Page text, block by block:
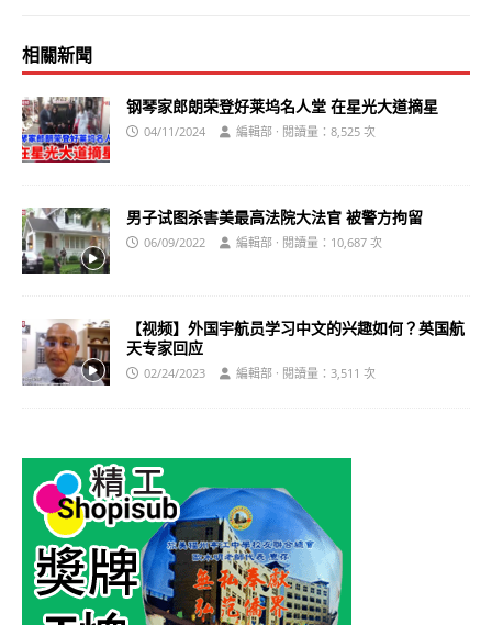
相關新聞
钢琴家郎朗荣登好莱坞名人堂 在星光大道摘星
04/11/2024 編輯部 · 閱讀量：8,525 次
男子试图杀害美最高法院大法官 被警方拘留
06/09/2022 編輯部 · 閱讀量：10,687 次
【视频】外国宇航员学习中文的兴趣如何？英国航
天专家回应
02/24/2023 編輯部 · 閱讀量：3,511 次